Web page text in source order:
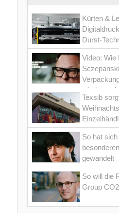
Kürten &
Durst-
Video: Wie
wieder
Texsib
So hat
gewandelt
So will die
Group